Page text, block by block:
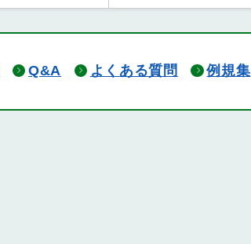
Q&A よくある質問 例規集